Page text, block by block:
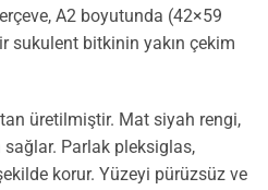
A2 boyutunda (42×59
sukulent bitkinin yakın çekim
üretilmiştir. Mat siyah rengi,
sağlar. Parlak pleksiglas,
korur. Yüzeyi pürüzsüz ve